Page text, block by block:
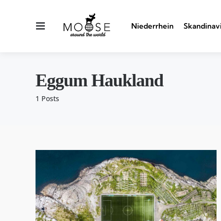
Menu Niederrhein
1 Posts
Eggum Haukland